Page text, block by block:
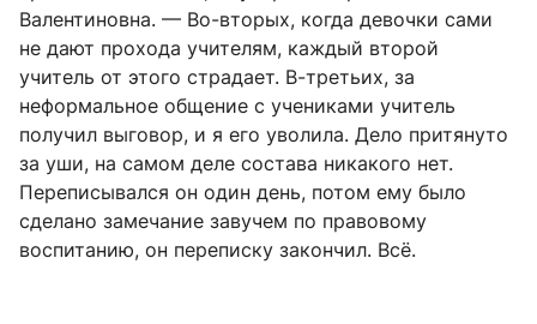
Валентиновна. — Во-вторых, когда девочки сами
не дают прохода учителям, каждый второй
учитель от этого страдает. В-третьих, за
неформальное общение с учениками учитель
получил выговор, и я его уволила. Дело притянуто
за уши, на самом деле состава никакого нет.
Переписывался он один день, потом ему было
сделано замечание завучем по правовому
воспитанию, он переписку закончил. Всё.